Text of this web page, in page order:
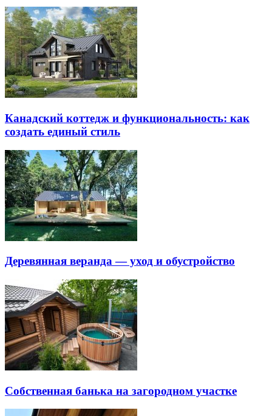
Канадский коттедж и функциональность: как
создать единый стиль
Деревянная веранда — уход и обустройство
Собственная банька на загородном участке